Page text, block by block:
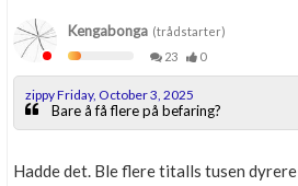
Kengabonga (trådstarter)
23
0
zippy Friday, October 3, 2025
Bare å få flere på befaring?
Hadde det. Ble flere titalls tusen dyrere